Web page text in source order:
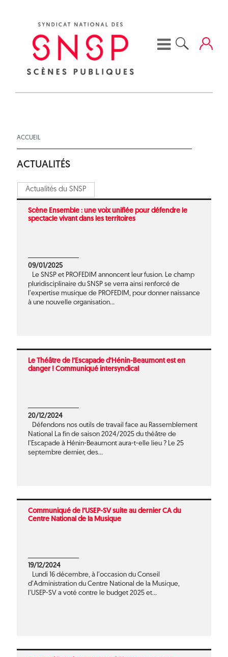
ACCUEIL
ACTUALITÉS
Actualités du SNSP
Scène Ensemble : une voix unifiée pour défendre le
spectacle vivant dans les territoires
09/01/2025
Le SNSP et PROFEDIM annoncent leur fusion. Le champ
pluridisciplinaire du SNSP se verra ainsi renforcé de
l’expertise musique de PROFEDIM, pour donner naissance
à une nouvelle organisation...
Le Théâtre de l’Escapade d’Hénin-Beaumont est en
danger ! Communiqué intersyndical
20/12/2024
Défendons nos outils de travail face au Rassemblement
National La fin de saison 2024/2025 du théâtre de
l’Escapade à Hénin-Beaumont aura-t-elle lieu ? Le 25
septembre dernier, des...
Communiqué de l’USEP-SV suite au dernier CA du
Centre National de la Musique
19/12/2024
Lundi 16 décembre, à l’occasion du Conseil
d’Administration du Centre National de la Musique,
l’USEP-SV a voté contre le budget 2025 et...